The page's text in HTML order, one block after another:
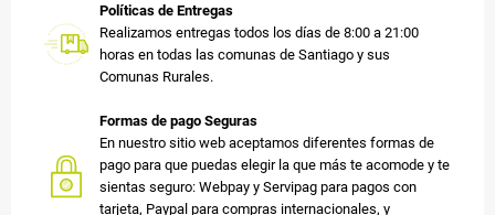
Políticas de Entregas
Realizamos entregas todos los días de 8:00 a 21:00
horas en todas las comunas de Santiago y sus
Comunas Rurales.
Formas de pago Seguras
En nuestro sitio web aceptamos diferentes formas de
pago para que puedas elegir la que más te acomode y te
sientas seguro: Webpay y Servipag para pagos con
tarjeta, Paypal para compras internacionales, y